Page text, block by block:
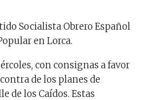
Socialista Obrero Español
en Lorca.
con consignas a favor
de los planes de
de los Caídos. Estas